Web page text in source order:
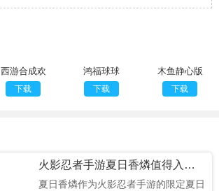
西游合成欢
乐消
下载
鸿福球球
下载
木鱼静心版
下载
火影忍者手游夏日香燐值得入手吗
夏日香燐作为火影忍者手游的限定夏日